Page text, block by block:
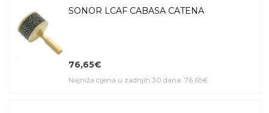
SONOR LCAF CABASA CATENA
76,65€
Najniža cijena u zadnjih 30 dana: 76,65€